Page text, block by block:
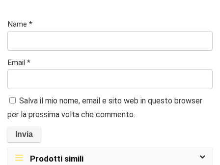
Name *
Email *
Salva il mio nome, email e sito web in questo browser
per la prossima volta che commento.
Prodotti simili